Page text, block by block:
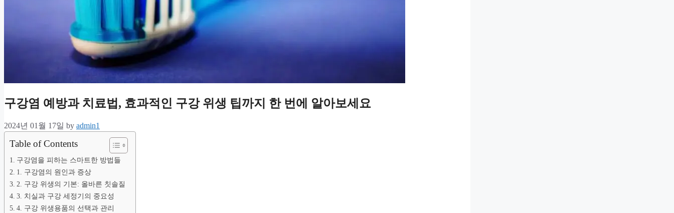
구강염 예방과 치료법, 효과적인 구강 위생 팁까지 한 번에 알아보세요
2024년 01월 17일 by admin1
Table of Contents
구강염을 피하는 스마트한 방법들
1. 구강염의 원인과 증상
2. 구강 위생의 기본: 올바른 칫솔질
3. 치실과 구강 세정기의 중요성
4. 구강 위생용품의 선택과 관리